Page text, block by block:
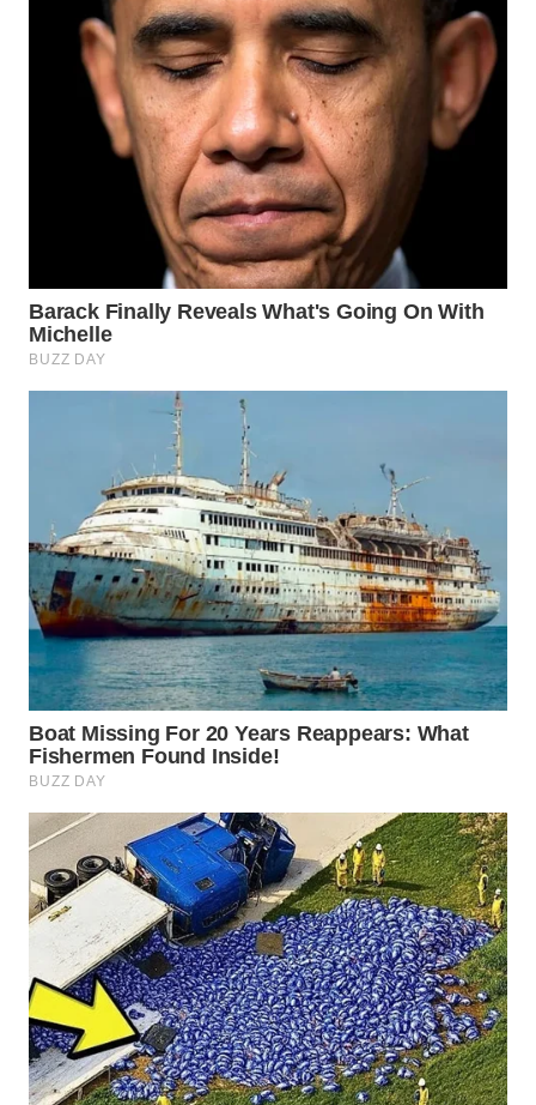
WN DELI
SERDANG
WN
KARAWANG
WN
BOGOR
WN
DEPOK
WN
UTARA
WN
SAMOSIR
WN
PADANG
LAWAS
WN
SUMEDANG
WN